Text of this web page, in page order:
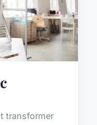
transformer